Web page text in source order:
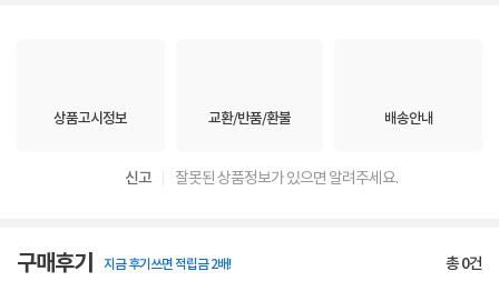
상품고시정보 교환/반품/환불 배송안내
신고 잘못된 상품정보가 있으면 알려주세요.
구매후기 지금 후기쓰면 적립금 2배! 총0건